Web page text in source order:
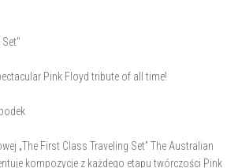
Pink Floyd tribute of all time!
„The First Class Traveling Set” The Australian
kompozycje z każdego etapu twórczości Pink